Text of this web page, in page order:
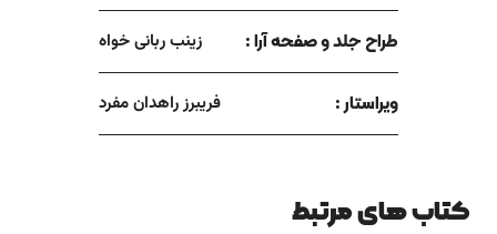
طراح جلد و صفحه آرا : زینب ربانی خواه
ویراستار : فریبرز راهدان مفرد
کتاب های مرتبط